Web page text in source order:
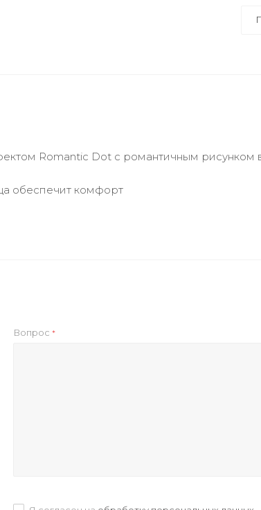
Romantic Dot с романтичным рисунком
обеспечит комфорт
Вопрос *